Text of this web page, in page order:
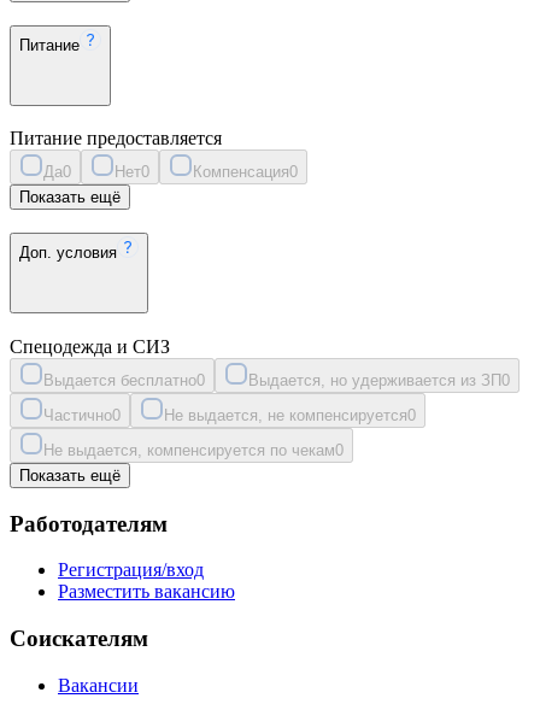
Питание
Питание предоставляется
Да0 Нет0 Компенсация0
Показать ещё
Доп. условия
Спецодежда и СИЗ
Выдается бесплатно0 Выдается, но удерживается из ЗП0
Частично0 Не выдается, не компенсируется0
Не выдается, компенсируется по чекам0
Показать ещё
Работодателям
Регистрация/вход
Разместить вакансию
Соискателям
Вакансии